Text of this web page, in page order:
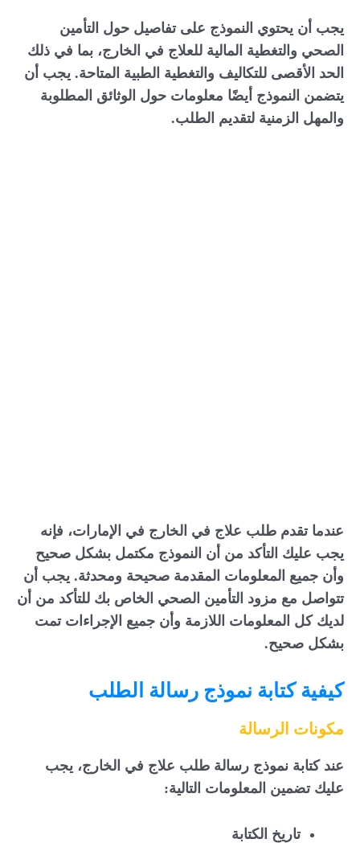
يجب أن يحتوي النموذج على تفاصيل حول التأمين
الصحي والتغطية المالية للعلاج في الخارج، بما في ذلك
الحد الأقصى للتكاليف والتغطية الطبية المتاحة. يجب أن
يتضمن النموذج أيضًا معلومات حول الوثائق المطلوبة
والمهل الزمنية لتقديم الطلب.
عندما تقدم طلب علاج في الخارج في الإمارات، فإنه
يجب عليك التأكد من أن النموذج مكتمل بشكل صحيح
وأن جميع المعلومات المقدمة صحيحة ومحدثة. يجب أن
تتواصل مع مزود التأمين الصحي الخاص بك للتأكد من أن
لديك كل المعلومات اللازمة وأن جميع الإجراءات تمت
بشكل صحيح.
كيفية كتابة نموذج رسالة الطلب
مكونات الرسالة
عند كتابة نموذج رسالة طلب علاج في الخارج، يجب
عليك تضمين المعلومات التالية:
تاريخ الكتابة